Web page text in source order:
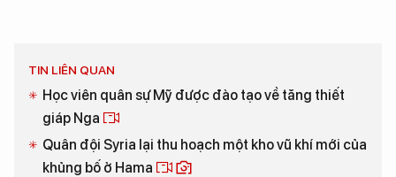
TIN LIÊN QUAN
Học viên quân sự Mỹ được đào tạo về tăng thiết
giáp Nga
Quân đội Syria lại thu hoạch một kho vũ khí mới của
khủng bố ở Hama